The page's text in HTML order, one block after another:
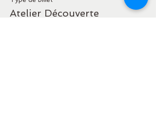
Atelier Découverte